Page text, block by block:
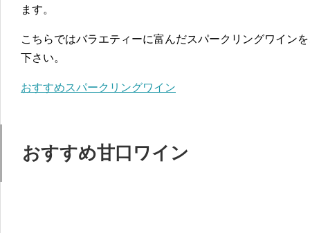
ます。
こちらではバラエティーに富んだスパークリングワイン
下さい。
おすすめスパークリングワイン
おすすめ甘口ワイン